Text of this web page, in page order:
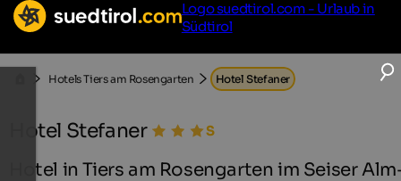
Logo suedtirol.com - Urlaub in
Südtirol
Hotels Tiers am Rosengarten Hotel Stefaner
Hotel Stefaner
Hotel in Tiers am Rosengarten im Seiser